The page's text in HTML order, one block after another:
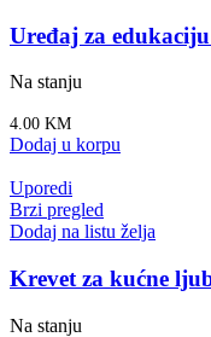
Uređaj za edukaciju
Na stanju
4.00 KM
Dodaj u korpu
Uporedi
Brzi pregled
Dodaj na listu želja
Krevet za kućne
Na stanju